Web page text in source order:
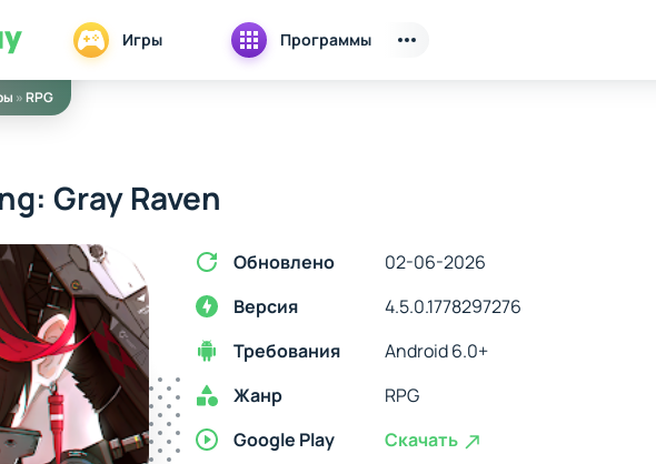
Игры Программы
»RPG
Gray Raven
Обновлено
02-06-2026
Версия
4.5.0.1778297276
Требования
Android 6.0+
Жанр
RPG
Google Play
Скачать